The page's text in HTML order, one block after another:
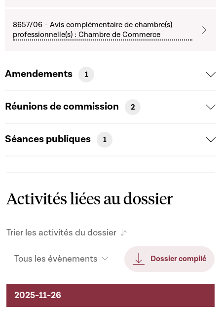
8657/06 - Avis complémentaire de chambre(s)
professionnelle(s) : Chambre de Commerce
Amendements 1
Réunions de commission 2
Séances publiques 1
Activités liées au dossier
Trier les activités du dossier
Tous les évènements Dossier compilé
Activités liées au dossier